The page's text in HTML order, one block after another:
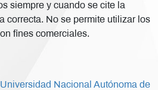
siempre y cuando se cite la
correcta. No se permite utilizar los
fines comerciales.
Universidad Nacional Autónoma de